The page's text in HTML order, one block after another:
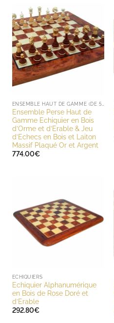
Ensemble Perse Haut de
Gamme Echiquier en Bois
d’Orme et d’Erable & Jeu
d’Echecs en Bois et Laiton
Massif Plaqué Or et Argent
774.00€
ECHIQUIERS
Echiquier Alphanumérique
en Bois de Rose Doré et
d’Erable
292.80€